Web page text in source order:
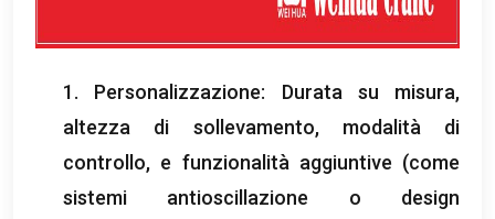
1. Personalizzazione: Durata su misura,
altezza di sollevamento, modalità di
controllo, e funzionalità aggiuntive (come
sistemi antioscillazione o design